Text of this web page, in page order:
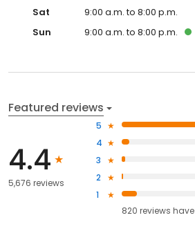
Sat
9:00 a.m. to 8:00 p.m.
Sun
9:00 a.m. to 8:00 p.m.
Featured reviews
4.4
5,676 reviews
5
4
3
2
1
820 reviews have